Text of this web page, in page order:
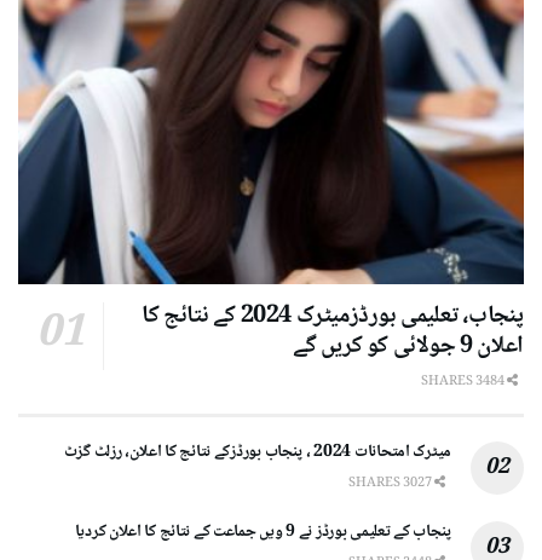
پنجاب، تعلیمی بورڈزمیٹرک 2024 کے نتائج کا
اعلان 9 جولائی کو کریں گے
میٹرک امتحانات 2024 ، پنجاب بورڈزکے نتائج کا اعلان، رزلٹ گزٹ
پنجاب کے تعلیمی بورڈز نے 9 ویں جماعت کے نتائج کا اعلان کردیا